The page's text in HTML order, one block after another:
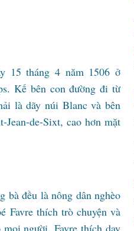
15 tháng 4 năm 1506 ở
Kế bên con đường đi từ
là dãy núi Blanc và bên
de-Sixt, cao hơn mặt
bà đều là nông dân nghèo
Favre thích trò chuyện và
người. Favre thích dạy